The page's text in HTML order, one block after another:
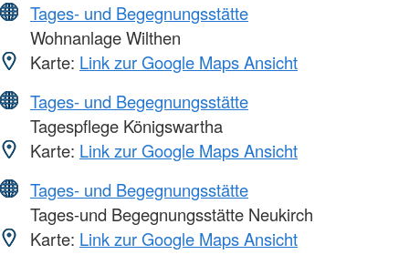
Tages- und Begegnungsstätte
Wohnanlage Wilthen
Karte: Link zur Google Maps Ansicht
Tages- und Begegnungsstätte
Tagespflege Königswartha
Karte: Link zur Google Maps Ansicht
Tages- und Begegnungsstätte
Tages-und Begegnungsstätte Neukirch
Karte: Link zur Google Maps Ansicht